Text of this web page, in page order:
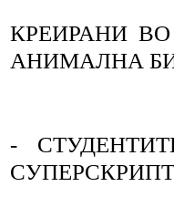
КРЕИРАНИ
АНИМАЛНА
-